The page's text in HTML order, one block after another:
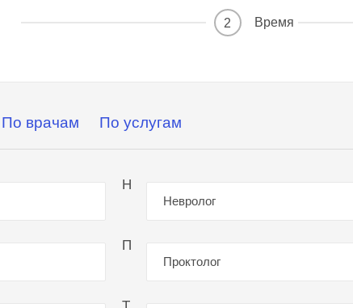
2 Время
По врачам По услугам
Н
Невролог
П
Проктолог